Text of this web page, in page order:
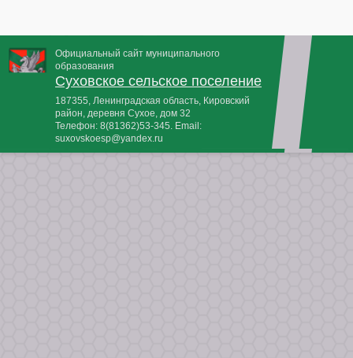
Официальный сайт муниципального
образования
Суховское сельское поселение
187355, Ленинградская область, Кировский
район, деревня Сухое, дом 32
Телефон: 8(81362)53-345 . Email:
suxovskoesp@yandex.ru